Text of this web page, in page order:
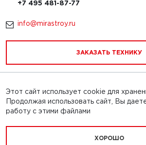
+7 495 481-87-77
info@mirastroy.ru
ЗАКАЗАТЬ ТЕХНИКУ
Обращаем Ваше внимание на то, что
сайт и его содержимое носит
информационный характер и ни
офертой, определяемой
Этот сайт использует cookie для
Продолжая использовать сайт, Вы
работу с этими файлами
ХОРОШО